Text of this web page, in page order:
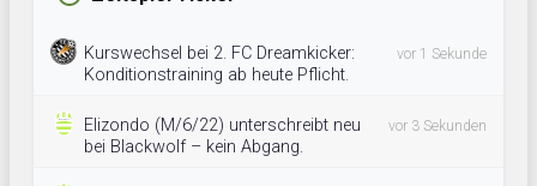
Kurswechsel bei 2. FC Dreamkicker:
Konditionstraining ab heute Pflicht.
vor 1 Sekunde
Elizondo (M/6/22) unterschreibt neu
bei Blackwolf – kein Abgang.
vor 3 Sekunden